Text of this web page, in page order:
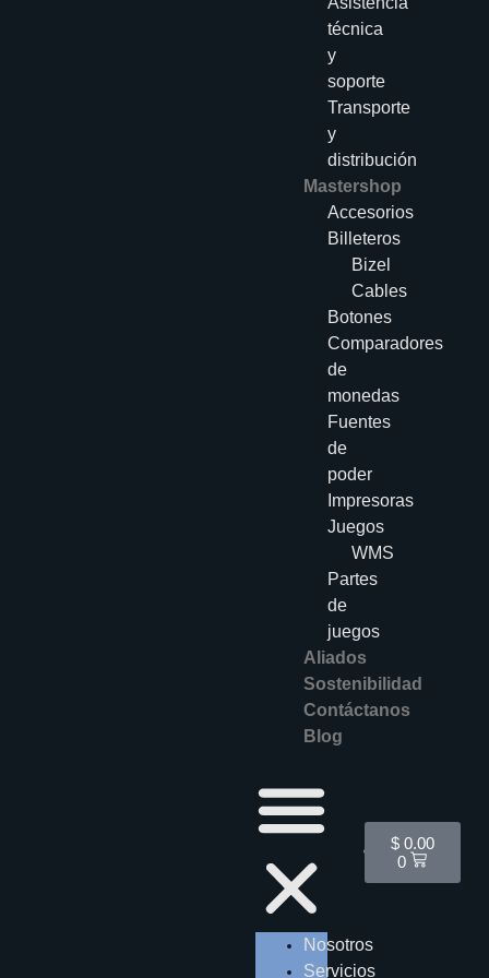
técnica
y
soporte
Transporte
y
distribución
Mastershop
Accesorios
Billeteros
Bizel
Cables
Botones
Comparadores
de
monedas
Fuentes
de
poder
Impresoras
Juegos
WMS
Partes
de
juegos
Aliados
Sostenibilidad
Contáctanos
Blog
Nosotros
Servicios
$0.00
0